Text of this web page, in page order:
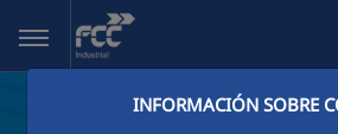
Saltar al contenido principal
INFORMACIÓN SOBRE